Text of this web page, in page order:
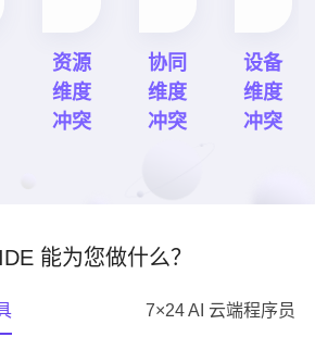
资源
维度
冲突
协同
维度
冲突
设备
维度
冲突
能为您做什么？
7×24 AI 云端程序员